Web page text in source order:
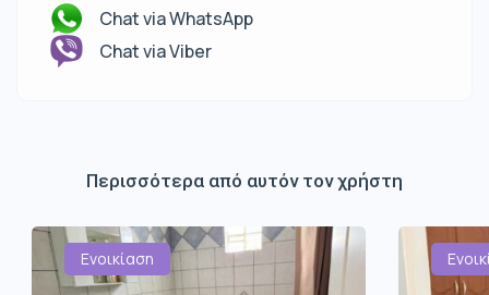
Chat via WhatsApp
Chat via Viber
Περισσότερα από αυτόν τον χρήστη
Ενοικίαση